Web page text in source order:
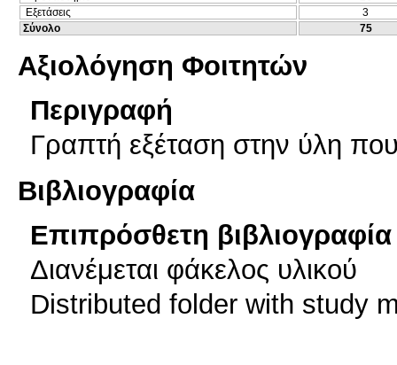
Εξετάσεις
3
Σύνολο
75
Αξιολόγηση Φοιτητών
Περιγραφή
Γραπτή εξέταση στην ύλη
Βιβλιογραφία
Επιπρόσθετη βιβλιογραφία
Διανέμεται φάκελος υλικού
Distributed folder with study